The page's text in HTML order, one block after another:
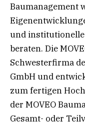
Baumanagement
und
beraten. Die
Schwesterfirma
GmbH und
zum fertigen
der MOVEO
Gesamt- oder